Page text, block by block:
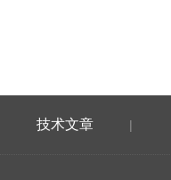
技术文章 |